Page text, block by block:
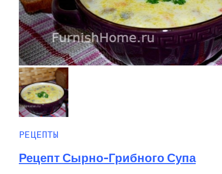
РЕЦЕПТЫ
Рецепт Сырно-Грибного Супа